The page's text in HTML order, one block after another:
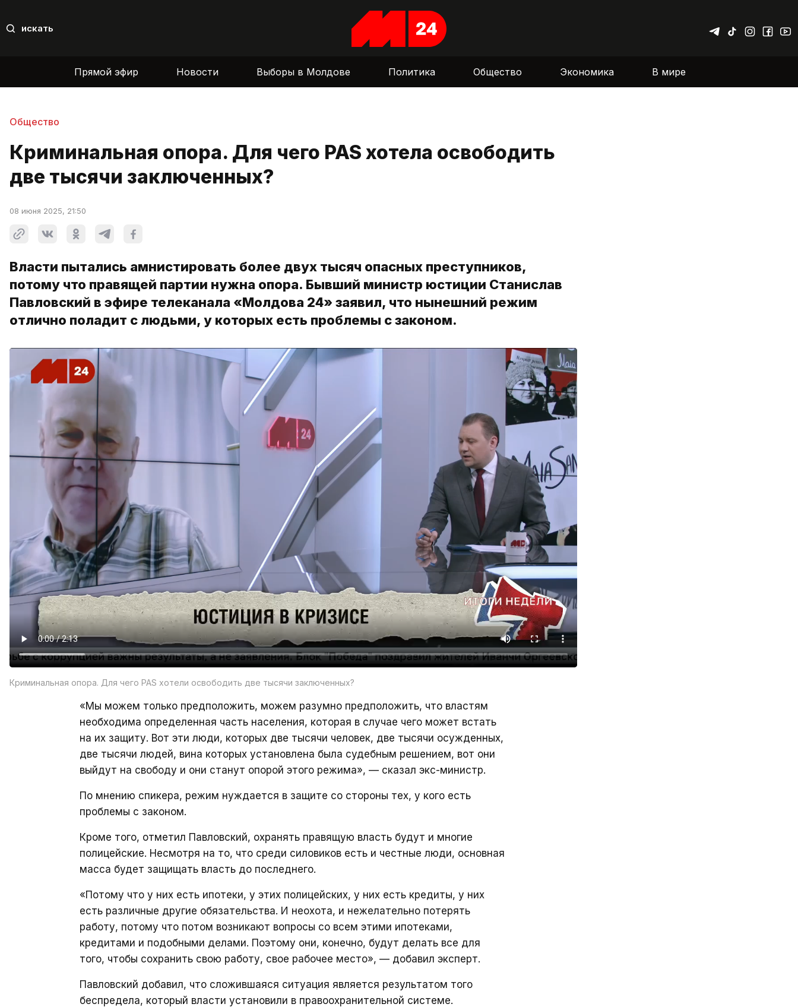
искать
Прямой эфир Новости Выборы в Молдове Политика Общество Экономика В мире
Общество
Криминальная опора. Для чего PAS хотела освободить
две тысячи заключенных?
08 июня 2025, 21:50
Власти пытались амнистировать более двух тысяч опасных преступников,
потому что правящей партии нужна опора. Бывший министр юстиции Станислав
Павловский в эфире телеканала «Молдова 24» заявил, что нынешний режим
отлично поладит с людьми, у которых есть проблемы с законом.
Криминальная опора. Для чего PAS хотели освободить две тысячи заключенных?
«Мы можем только предположить, можем разумно предположить, что властям
необходима определенная часть населения, которая в случае чего может встать
на их защиту. Вот эти люди, которых две тысячи человек, две тысячи осужденных,
две тысячи людей, вина которых установлена была судебным решением, вот они
выйдут на свободу и они станут опорой этого режима», — сказал экс-министр.
По мнению спикера, режим нуждается в защите со стороны тех, у кого есть
проблемы с законом.
Кроме того, отметил Павловский, охранять правящую власть будут и многие
полицейские. Несмотря на то, что среди силовиков есть и честные люди, основная
масса будет защищать власть до последнего.
«Потому что у них есть ипотеки, у этих полицейских, у них есть кредиты, у них
есть различные другие обязательства. И неохота, и нежелательно потерять
работу, потому что потом возникают вопросы со всем этими ипотеками,
кредитами и подобными делами. Поэтому они, конечно, будут делать все для
того, чтобы сохранить свою работу, свое рабочее место», — добавил эксперт.
Павловский добавил, что сложившаяся ситуация является результатом того
беспредела, который власти установили в правоохранительной системе.